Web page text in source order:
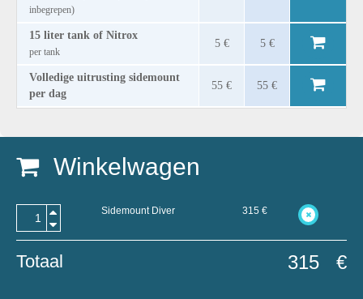
inbegrepen)
15 liter tank of Nitrox
per tank
5 € 5 €
Volledige uitrusting sidemount
per dag
55 € 55 €
Winkelwagen
Sidemount Diver 315 €
Totaal 315 €